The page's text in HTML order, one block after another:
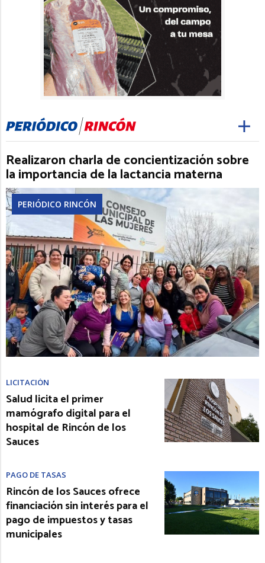
Realizaron charla de concientización sobre
la importancia de la lactancia materna
PERIÓDICO RINCÓN
LICITACIÓN
Salud licita el primer
mamógrafo digital para el
hospital de Rincón de los
Sauces
PAGO DE TASAS
Rincón de los Sauces ofrece
financiación sin interés para el
pago de impuestos y tasas
municipales